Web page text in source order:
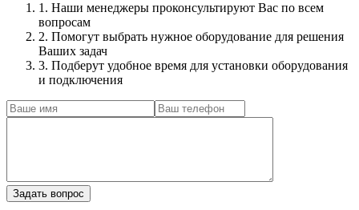
1. Наши менеджеры проконсультируют Вас по всем
вопросам
2. Помогут выбрать нужное оборудование для решения
Ваших задач
3. Подберут удобное время для установки оборудования
и подключения